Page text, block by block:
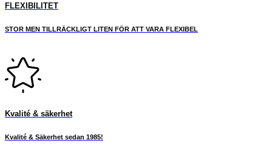
FLEXIBILITET
STOR MEN TILLRÄCKLIGT LITEN FÖR ATT VARA FLEXIBEL
Kvalité & säkerhet
Kvalité & Säkerhet sedan 1985!